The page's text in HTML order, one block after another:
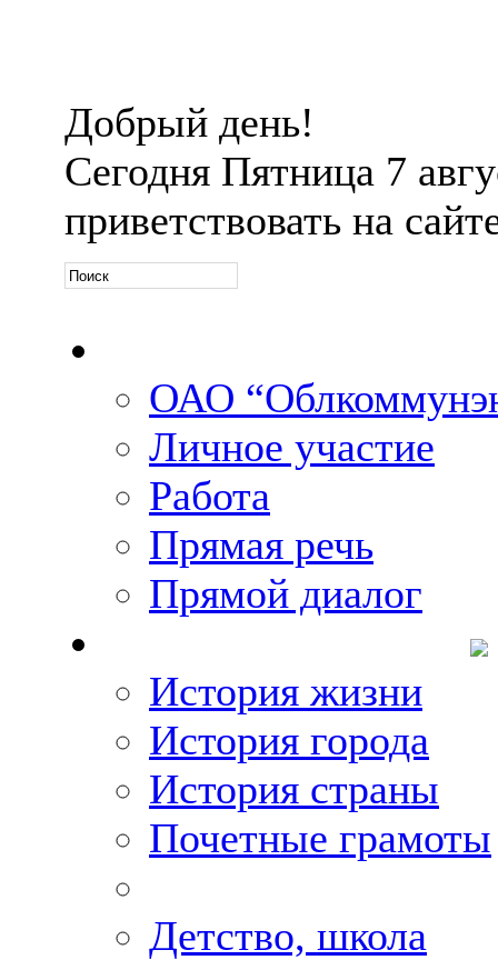
Добрый день!
Сегодня Пятница 7
приветствовать на
ОАО
Личное участие
Работа
Прямая речь
Прямой диалог
История жизни
История города
История страны
Почетные грамоты
Детство, школа